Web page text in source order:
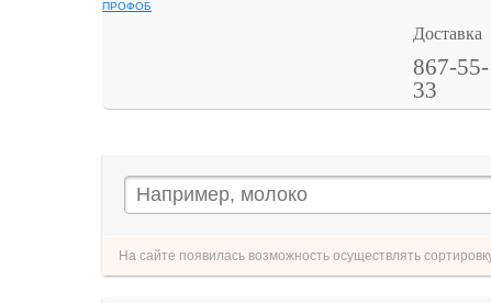
ПРОФОБ
Доставка
867-55-
33
На сайте появилась возможность осуществлять